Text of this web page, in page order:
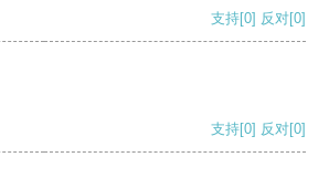
支持[0] 反对[0]
支持[0] 反对[0]